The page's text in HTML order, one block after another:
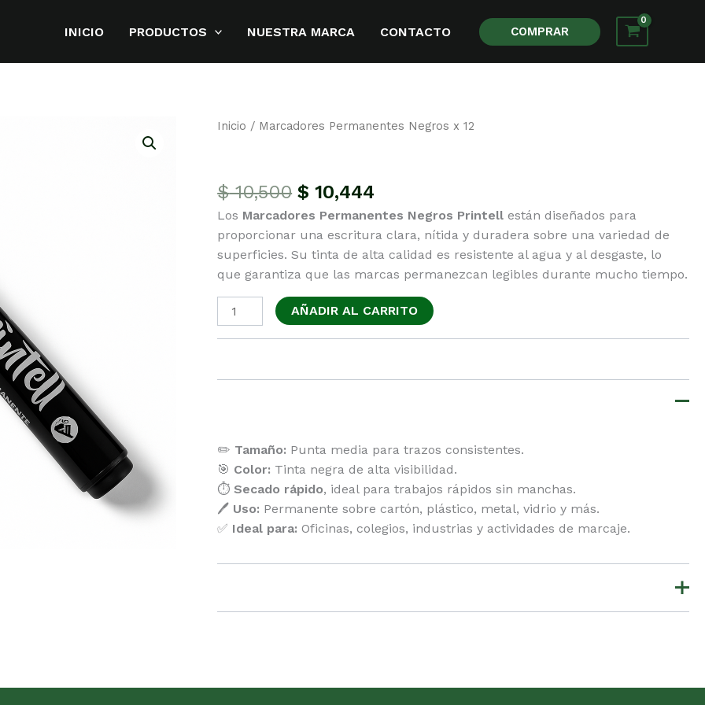
INICIO PRODUCTOS NUESTRA MARCA CONTACTO COMPRAR
Inicio / Marcadores Permanentes Negros x 12
$10,500 El
precio
original
era:
$ 10,500.
$ 10,444
precio
actual
es:
$ 10,444.
Los Marcadores Permanentes Negros Printell están diseñados para
proporcionar una escritura clara, nítida y duradera sobre una variedad de
superficies. Su tinta de alta calidad es resistente al agua y al desgaste, lo
que garantiza que las marcas permanezcan legibles durante mucho tiempo.
Marcadores
Permanentes
12
AÑADIR AL CARRITO
✏️ Tamaño: Punta media para trazos consistentes.
🎯 Color: Tinta negra de alta visibilidad.
⏱️ Secado rápido, ideal para trabajos rápidos sin manchas.
🖊️ Uso: Permanente sobre cartón, plástico, metal, vidrio y más.
✅ Ideal para: Oficinas, colegios, industrias y actividades de marcaje.